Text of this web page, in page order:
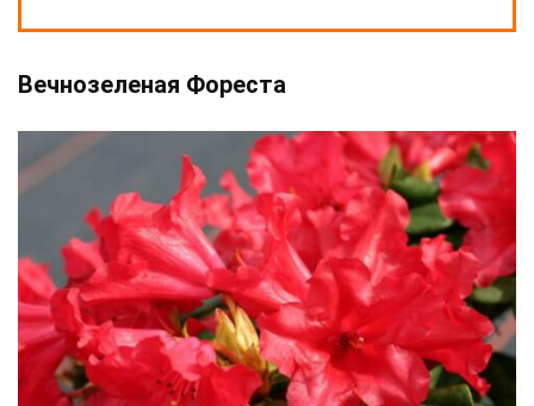
Вечнозеленая Фореста